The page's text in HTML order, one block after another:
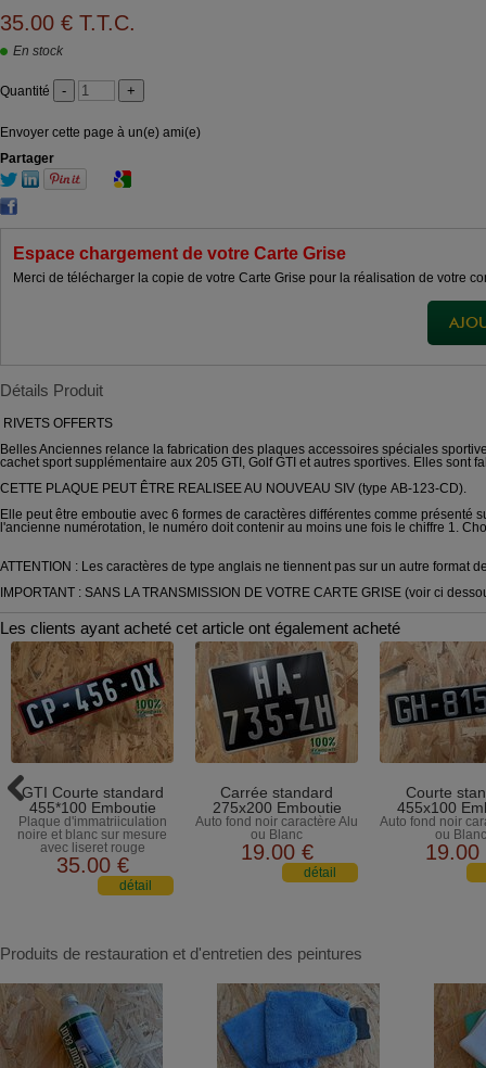
35.00 € T.T.C.
En stock
Quantité
Envoyer cette page à un(e) ami(e)
Partager
Espace chargement de votre Carte Grise
Merci de télécharger la copie de votre Carte Grise pour la réalisation de votre
Détails Produit
RIVETS OFFERTS
Belles Anciennes relance la fabrication des plaques accessoires spéciales
cachet sport supplémentaire aux 205 GTI, Golf GTI et autres sportives. Elles
CETTE PLAQUE PEUT ÊTRE REALISEE AU NOUVEAU SIV (type AB-123-CD).
Elle peut être emboutie avec 6 formes de caractères différentes comme présenté
l'ancienne numérotation, le numéro doit contenir au moins une fois le chiffre 1.
ATTENTION : Les caractères de type anglais ne tiennent pas sur un autre
IMPORTANT : SANS LA TRANSMISSION DE VOTRE CARTE GRISE (voir ci
Les clients ayant acheté cet article ont également acheté
GTI Courte standard
455*100 Emboutie
Plaque d'immatriiculation
noire et blanc sur mesure
avec liseret rouge
35.00 €
Carrée standard
275x200 Emboutie
Auto fond noir caractère Alu
ou Blanc
19.00 €
Courte
455x100
Auto fond noir
ou Blanc
19.00
Produits de restauration et d'entretien des peintures